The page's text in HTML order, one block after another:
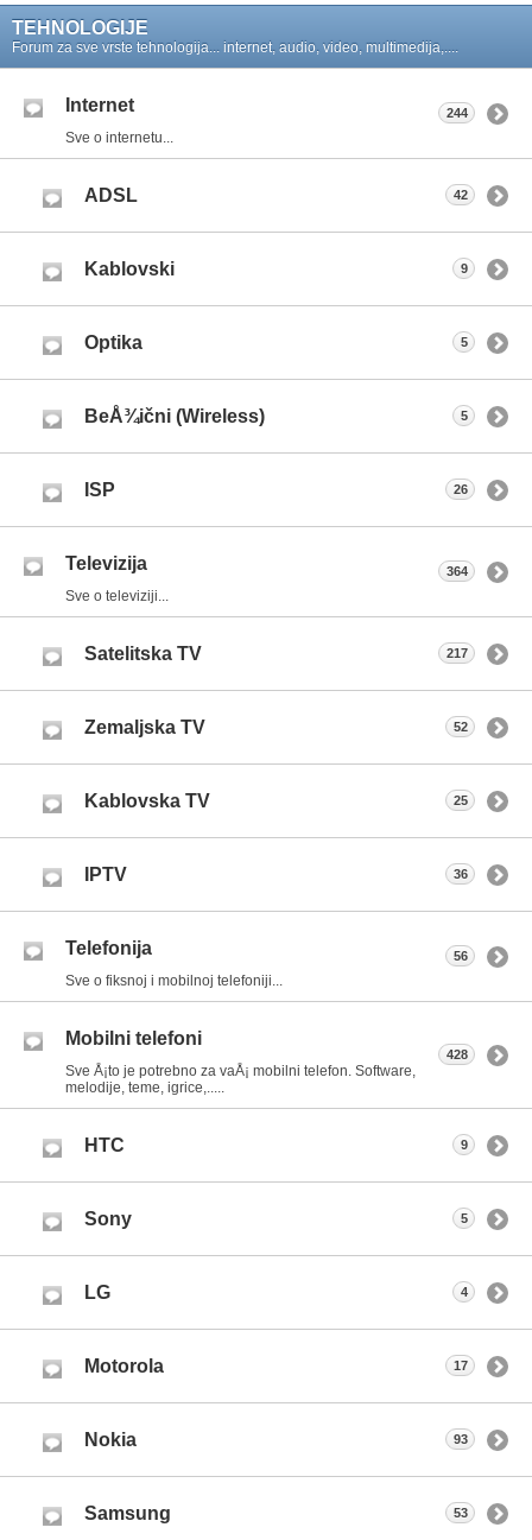
TEHNOLOGIJE
Forum za sve vrste tehnologija... internet, audio, video, multimedija,....
Internet
Sve o internetu...
244
ADSL 42
Kablovski 9
Optika 5
BeÅ¾ični (Wireless) 5
ISP 26
Televizija
Sve o televiziji...
364
Satelitska TV 217
Zemaljska TV 52
Kablovska TV 25
IPTV 36
Telefonija
Sve o fiksnoj i mobilnoj telefoniji...
56
Mobilni telefoni
Sve Å¡to je potrebno za vaÅ¡ mobilni telefon. Software,
melodije, teme, igrice,.....
428
HTC 9
Sony 5
LG 4
Motorola 17
Nokia 93
Samsung 53